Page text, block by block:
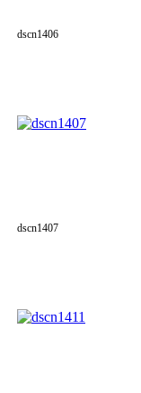
dscn1406
dscn1407